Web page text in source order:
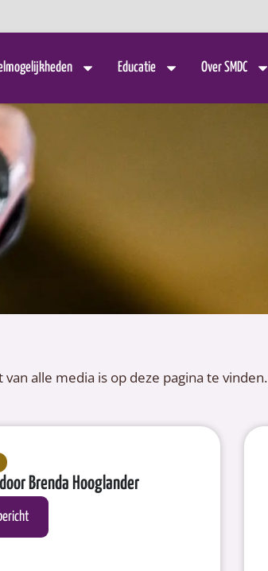
Educatie Over SMDC
alle media is op deze pagina te vinden.
Brenda Hooglander